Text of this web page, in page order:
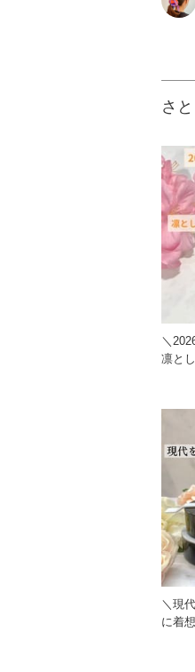
さ
＼
凛と
＼現
に着想